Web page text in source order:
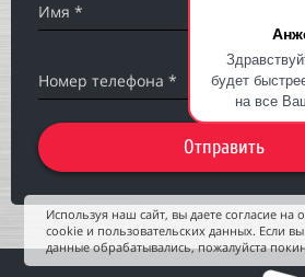
будет
на все
Имя *
Номер телефона *
Отправить
Используя наш сайт, вы даете согласие на
cookie и пользовательских данных. Если
данные обрабатывались, пожалуйста